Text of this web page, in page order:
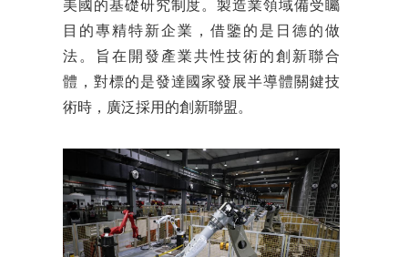
美國的基礎研究制度。製造業領域備受矚
目的專精特新企業，借鑒的是日德的做
法。旨在開發產業共性技術的創新聯合
體，對標的是發達國家發展半導體關鍵技
術時，廣泛採用的創新聯盟。